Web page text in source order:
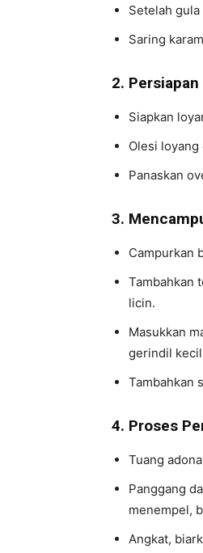
Setelah
Saring
2.
Siapkan
Olesi
Panaskan
3.
Campurkan
Tambahkan
licin.
Masukkan
gerindil
Tambahkan
4. Proses
Tuang
Panggang
menempel,
Angkat,